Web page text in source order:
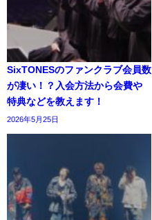
SixTONESのファンクラブ会員数
が凄い！？入会方法から会費や
特典などを教えます！
2026年5月25日